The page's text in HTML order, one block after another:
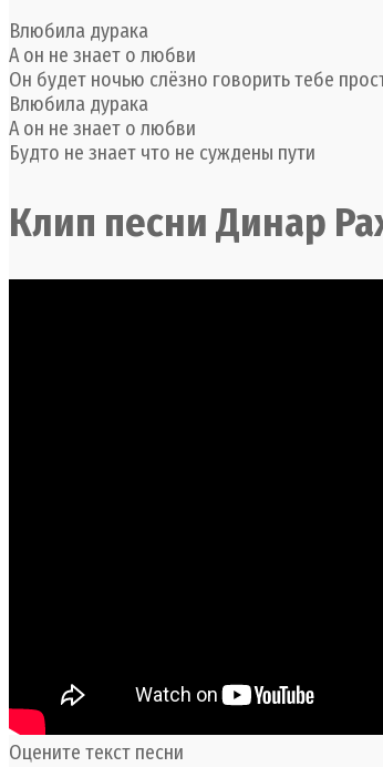
Влюбила дурака
А он не знает о любви
Он будет ночью слёзно говорить тебе
Влюбила дурака
А он не знает о любви
Будто не знает что не суждены пути
Клип песни Динар
Оцените текст песни